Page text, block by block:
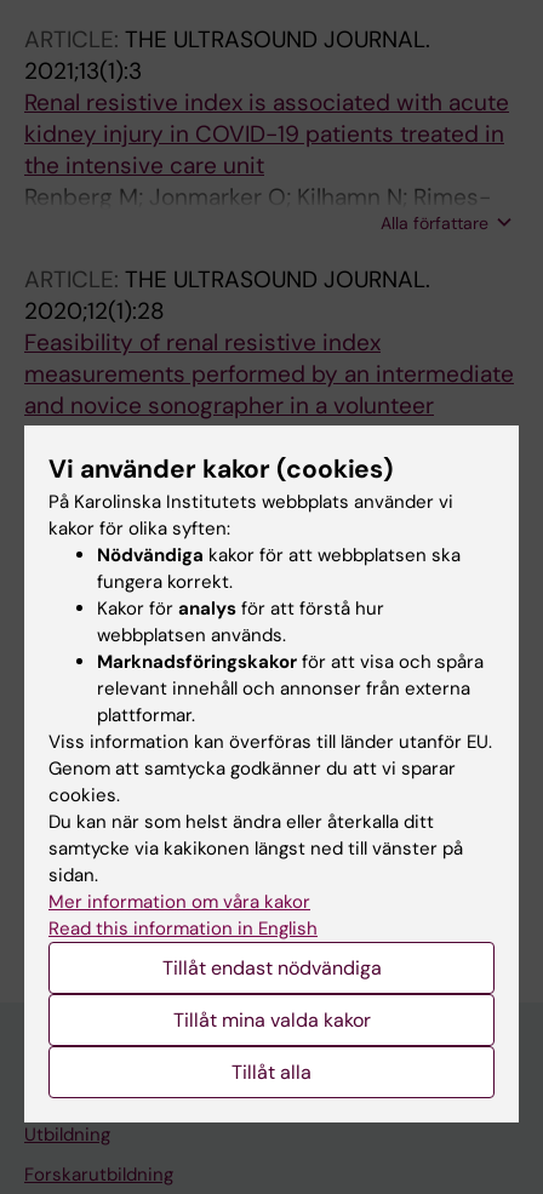
ARTICLE: THE ULTRASOUND JOURNAL.
2021;13(1):3
Renal resistive index is associated with acute
kidney injury in COVID-19 patients treated in
the intensive care unit
Renberg M; Jonmarker O; Kilhamn N; Rimes-
Alla författare
ARTICLE: THE ULTRASOUND JOURNAL.
2020;12(1):28
Feasibility of renal resistive index
measurements performed by an intermediate
and novice sonographer in a volunteer
Renberg M; Kilhamn N; Lund K; Hertzberg D;
Rimes-Stigare C; Bell M
Alla författare
Alla övriga publikationer
PREPRINT:RESEARCH SQUARE.
Renal Resistive Index is Associated With
Acute Kidney Injury in COVID-19 Patients
Treated in the ICU
Renberg M; Jonmarker O; Kilhamn N; Rimes-
Stigare C; Bell M; Hertzberg D
Är du Naima Kilhamn?
Redigera din profil
Huvudmeny
Utbildning
Forskarutbildning
Vi använder kakor (cookies)
På Karolinska Institutets webbplats använder vi
kakor för olika syften:
Nödvändiga kakor för att webbplatsen ska
fungera korrekt.
Kakor för analys för att förstå hur
webbplatsen används.
Marknadsföringskakor för att visa och spåra
relevant innehåll och annonser från externa
plattformar.
Viss information kan överföras till länder utanför EU.
Genom att samtycka godkänner du att vi sparar
cookies.
Du kan när som helst ändra eller återkalla ditt
samtycke via kakikonen längst ned till vänster på
sidan.
Mer information om våra kakor
Read this information in English
Tillåt endast nödvändiga
Tillåt mina valda kakor
Tillåt alla